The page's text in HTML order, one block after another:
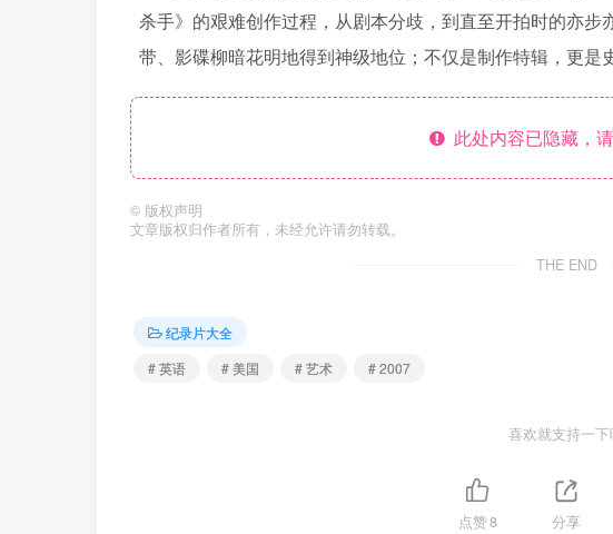
杀手》的艰难创作过程，从剧本分歧，到直至开拍时的亦
带、影碟柳暗花明地得到神级地位；不仅是制作特辑，更是
此处内容已隐藏，
© 版权声明
文章版权归作者所有，未经允许请勿转载。
THE END
纪录片大全
# 英语
# 美国 # 艺术 # 2007
喜欢就支持一下
点赞8 分享